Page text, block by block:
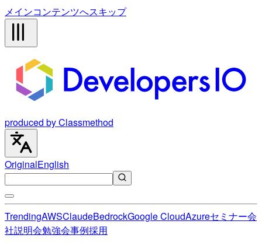
メインコンテンツへスキップ
produced by Classmethod
OriginalEnglish
TrendingAWSClaudeBedrockGoogle CloudAzureセミナー会
社説明会勉強会事例採用